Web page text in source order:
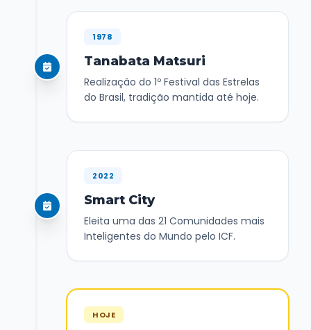
1978
Tanabata Matsuri
Realização do 1º Festival das Estrelas
do Brasil, tradição mantida até hoje.
2022
Smart City
Eleita uma das 21 Comunidades mais
Inteligentes do Mundo pelo ICF.
HOJE